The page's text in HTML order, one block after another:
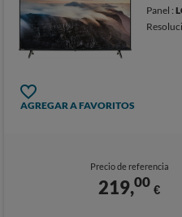
Panel :
AGREGAR A FAVORITOS
Precio de referencia
219,00 €